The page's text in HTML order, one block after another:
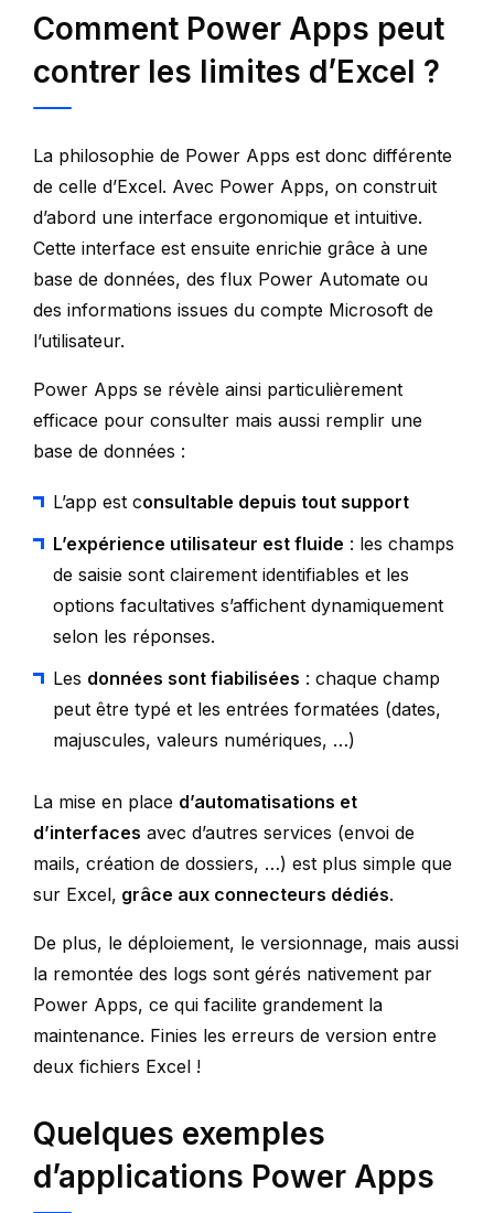
Comment Power Apps peut
contrer les limites d’Excel ?
La philosophie de Power Apps est donc différente
de celle d’Excel. Avec Power Apps, on construit
d’abord une interface ergonomique et intuitive.
Cette interface est ensuite enrichie grâce à une
base de données, des flux Power Automate ou
des informations issues du compte Microsoft de
l’utilisateur.
Power Apps se révèle ainsi particulièrement
efficace pour consulter mais aussi remplir une
base de données :
L’app est consultable depuis tout support
L’expérience utilisateur est fluide : les champs
de saisie sont clairement identifiables et les
options facultatives s’affichent dynamiquement
selon les réponses.
Les données sont fiabilisées : chaque champ
peut être typé et les entrées formatées (dates,
majuscules, valeurs numériques, …)
La mise en place d’automatisations et
d’interfaces avec d’autres services (envoi de
mails, création de dossiers, …) est plus simple que
sur Excel, grâce aux connecteurs dédiés.
De plus, le déploiement, le versionnage, mais aussi
la remontée des logs sont gérés nativement par
Power Apps, ce qui facilite grandement la
maintenance. Finies les erreurs de version entre
deux fichiers Excel !
Quelques exemples
d’applications Power Apps